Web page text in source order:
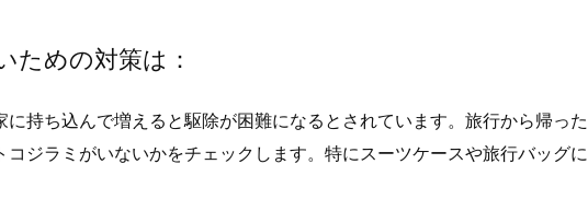
ための対策は ：
に持ち込んで増えると駆除が困難になるとされています。旅行から帰った
コジラミがいないかをチェックします。特にスーツケースや旅行バッグに